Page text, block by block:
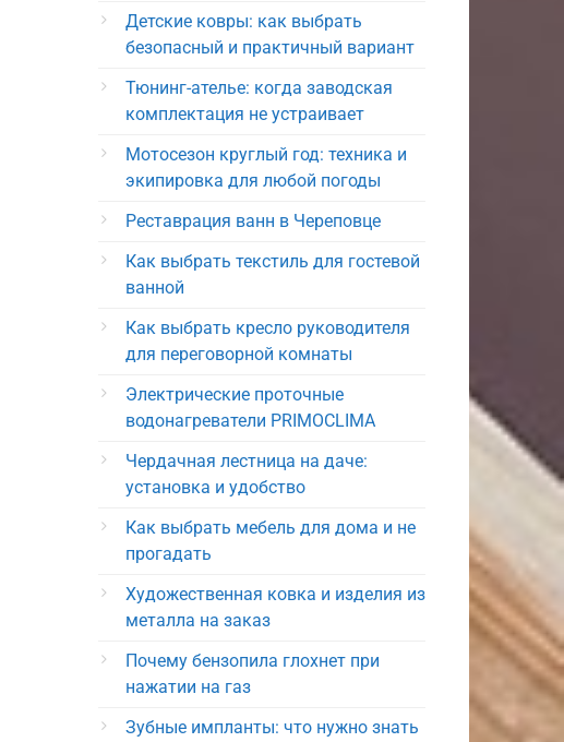
Детские ковры: как выбрать
безопасный и практичный вариант
Тюнинг-ателье: когда заводская
комплектация не устраивает
Мотосезон круглый год: техника и
экипировка для любой погоды
Реставрация ванн в Череповце
Как выбрать текстиль для гостевой
ванной
Как выбрать кресло руководителя
для переговорной комнаты
Электрические проточные
водонагреватели PRIMOCLIMA
Чердачная лестница на даче:
установка и удобство
Как выбрать мебель для дома и не
прогадать
Художественная ковка и изделия из
металла на заказ
Почему бензопила глохнет при
нажатии на газ
Зубные импланты: что нужно знать